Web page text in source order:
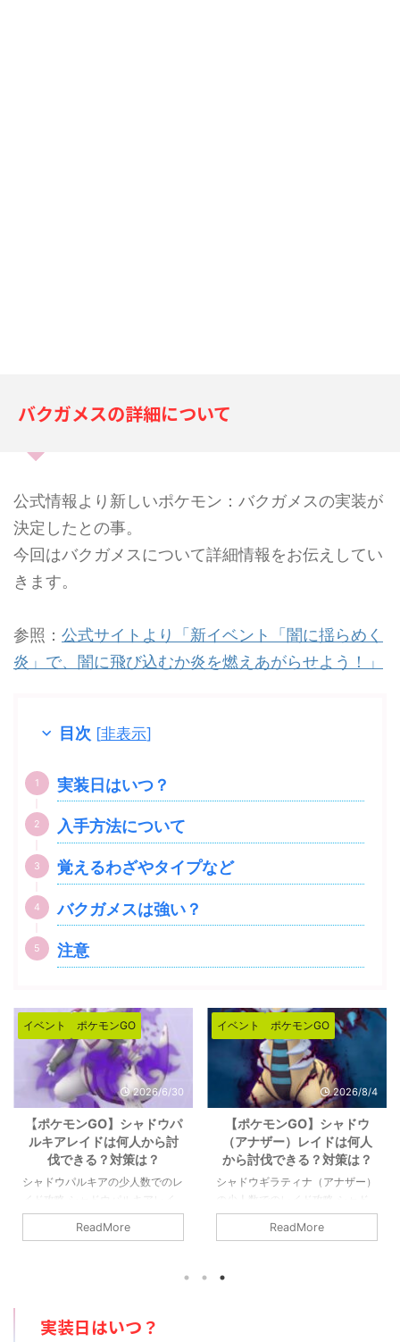
バクガメスの詳細について
公式情報より新しいポケモン：バクガメスの実装が
決定したとの事。
今回はバクガメスについて詳細情報をお伝えしてい
きます。
参照： 公式サイトより「新イベント「闇に揺らめく
炎」で、闇に飛び込むか炎を燃えあがらせよう！」
目次 [非表示]
実装日はいつ？
入手方法について
覚えるわざやタイプなど
バクガメスは強い？
注意
イベント ポケモンGO
2026/8/4
【ポケモンGO】シャドウ
（アナザー）レイドは何人
から討伐できる？対策は？
シャドウギラティナ（アナザー）
の少人数でのレイド攻略 シャド
ウギラティナ（アナザー）レイド
の対策や感想など。シャドウギラ
ます。ジム・レイド戦はからっき
ReadMore
イベント ポケモンGO
2026/7/18
【ポケモンGO】メガライチ
ュウ（X＆Y）は何人から討
伐できる？対策は？
メガライチュウ（X＆Y）の少人
数でのレイド攻略 メガライチュ
ウ（X＆Y）最低討伐人数は7人以
上です。ガチめで組むとシールド
ReadMore
実装日はいつ？